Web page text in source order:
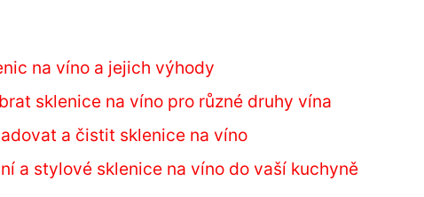
na víno a jejich výhody
sklenice na víno pro různé druhy vína
a čistit sklenice na víno
a stylové sklenice na víno do vaší kuchyně